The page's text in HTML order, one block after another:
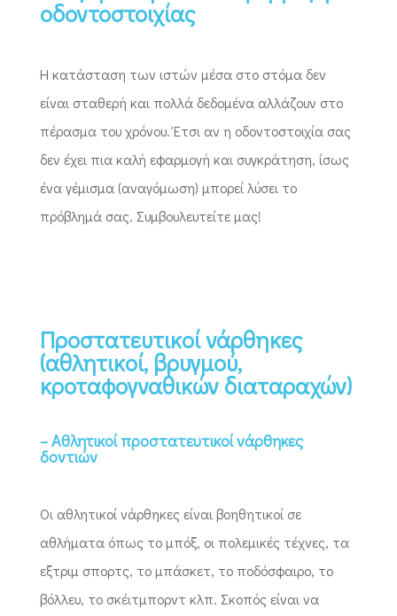
οδοντοστοιχίας
Η κατάσταση των ιστών μέσα στο στόμα δεν
είναι σταθερή και πολλά δεδομένα αλλάζουν στο
πέρασμα του χρόνου. Έτσι αν η οδοντοστοιχία σας
δεν έχει πια καλή εφαρμογή και συγκράτηση, ίσως
ένα γέμισμα (αναγόμωση) μπορεί λύσει το
πρόβλημά σας. Συμβουλευτείτε μας!
Προστατευτικοί νάρθηκες
(αθλητικοί, βρυγμού,
κροταφογναθικών διαταραχών)
– Αθλητικοί προστατευτικοί νάρθηκες
δοντιών
Οι αθλητικοί νάρθηκες είναι βοηθητικοί σε
αθλήματα όπως το μπόξ, οι πολεμικές τέχνες, τα
εξτριμ σπορτς, το μπάσκετ, το ποδόσφαιρο, το
βόλλευ, το σκέιτμπορντ κλπ. Σκοπός είναι να